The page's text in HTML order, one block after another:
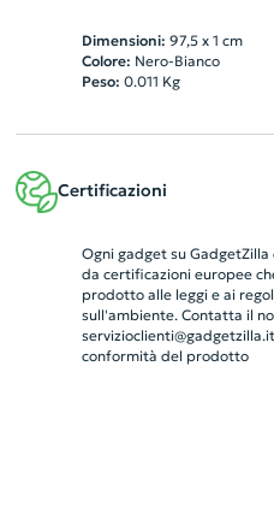
Dimensioni: 97,5 x 1 cm
Colore: Nero-Bianco
Peso: 0.011 Kg
Certificazioni
Ogni gadget su
da certificazioni europee
prodotto alle leggi e ai
sull'ambiente. Contatta il
servizioclienti@gadgetzilla.it
conformità del prodotto